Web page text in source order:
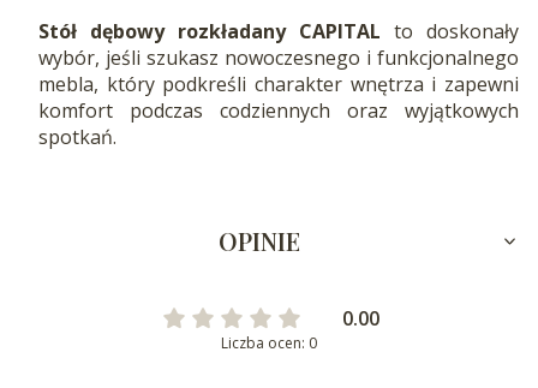
Stół dębowy rozkładany CAPITAL to doskonały
wybór, jeśli szukasz nowoczesnego i funkcjonalnego
mebla, który podkreśli charakter wnętrza i zapewni
komfort podczas codziennych oraz wyjątkowych
spotkań.
OPINIE
0.00
Liczba ocen: 0